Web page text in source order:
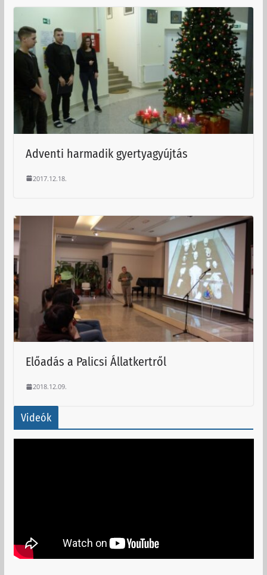
Adventi harmadik gyertyagyújtás
2017.12.18.
Előadás a Palicsi Állatkertről
2018.12.09.
Videók